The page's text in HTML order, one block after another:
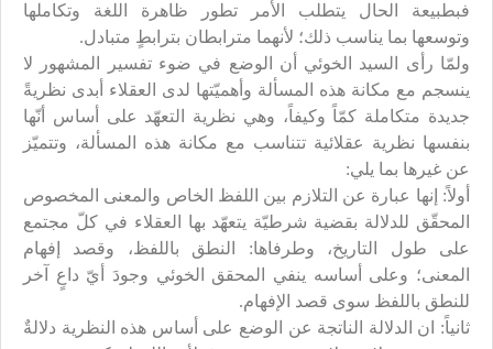
فبطبيعة الحال يتطلب الأمر تطور ظاهرة اللغة وتكاملها
وتوسعها بما يناسب ذلك؛ لأنهما مترابطان بترابطٍ متبادل.
ولمّا رأى السيد الخوئي أن الوضع في ضوء تفسير المشهور لا
ينسجم مع مكانة هذه المسألة وأهميّتها لدى العقلاء أبدى نظريةً
جديدة متكاملة كمّاً وكيفاً، وهي نظرية التعهّد على أساس أنّها
بنفسها نظرية عقلائية تتناسب مع مكانة هذه المسألة، وتتميّز
عن غيرها بما يلي:
أولاً: إنها عبارة عن التلازم بين اللفظ الخاص والمعنى المخصوص
المحقّق للدلالة بقضية شرطيّة يتعهّد بها العقلاء في كلّ مجتمع
على طول التاريخ، وطرفاها: النطق باللفظ، وقصد إفهام
المعنى؛ وعلى أساسه ينفي المحقق الخوئي وجودَ أيّ داعٍ آخر
للنطق باللفظ سوى قصد الإفهام.
ثانياً: ان الدلالة الناتجة عن الوضع على أساس هذه النظرية دلالةٌ